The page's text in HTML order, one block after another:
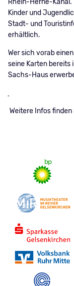
Rhein-Herne-Kanal.
Kinder und
Stadt- und
erhältlich.
Wer sich vorab
seine Karten bereits
Sachs-Haus
Weitere Infos finden